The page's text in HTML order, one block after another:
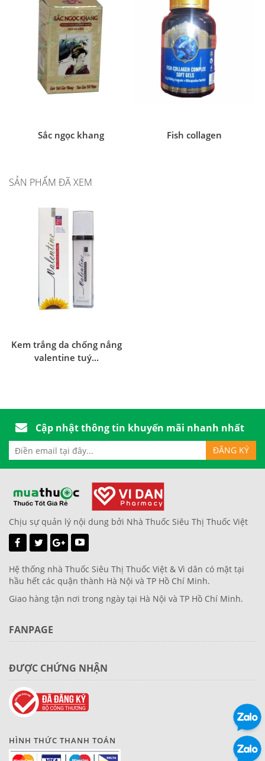
Sắc ngọc khang Fish collagen
SẢN PHẨM ĐÃ XEM
Kem trắng da chống nắng
valentine tuý...
Cập nhật thông tin khuyến mãi nhanh nhất
Chịu sự quản lý nội dung bởi Nhà Thuốc Siêu Thị Thuốc Việt
Hệ thống nhà Thuốc Siêu Thị Thuốc Việt & Vì dân có mặt tại
hầu hết các quận thành Hà Nội và TP Hồ Chí Minh.
Giao hàng tận nơi trong ngày tại Hà Nội và TP Hồ Chí Minh.
FANPAGE
ĐƯỢC CHỨNG NHẬN
HÌNH THỨC THANH TOÁN